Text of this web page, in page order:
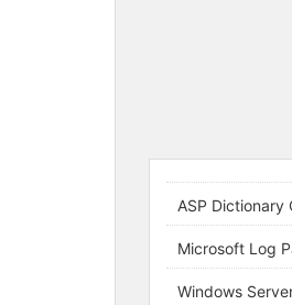
ASP Dictionary
Microsoft Log
Windows